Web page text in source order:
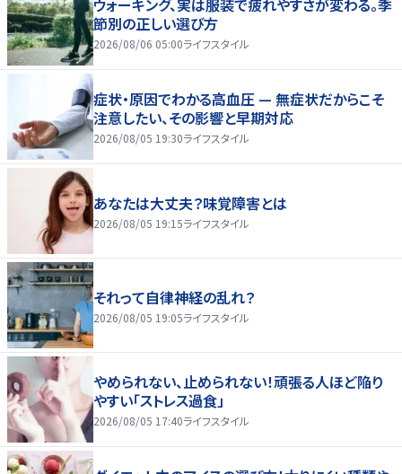
ウォーキング、実は服装で疲れやすさが変わる。季
節別の正しい選び方
2026/08/06 05:00ライフスタイル
症状・原因でわかる高血圧 — 無症状だからこそ
注意したい、その影響と早期対応
2026/08/05 19:30ライフスタイル
あなたは大丈夫？味覚障害とは
2026/08/05 19:15ライフスタイル
それって自律神経の乱れ？
2026/08/05 19:05ライフスタイル
やめられない、止められない！頑張る人ほど陥り
やすい「ストレス過食」
2026/08/05 17:40ライフスタイル